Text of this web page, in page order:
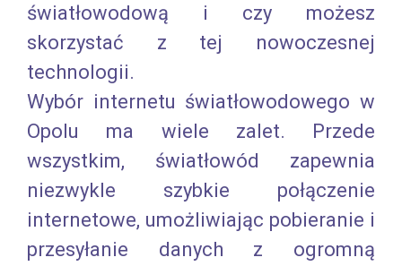
światłowodową i czy możesz
skorzystać z tej nowoczesnej
technologii.
Wybór internetu światłowodowego w
Opolu ma wiele zalet. Przede
wszystkim, światłowód zapewnia
niezwykle szybkie połączenie
internetowe, umożliwiając pobieranie i
przesyłanie danych z ogromną